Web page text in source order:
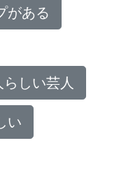
がある
しい芸人
い